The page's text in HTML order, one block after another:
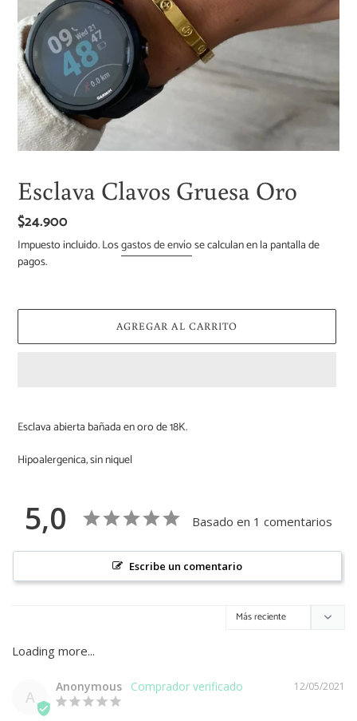
Esclava Clavos Gruesa Oro
Precio
habitual
$24.900
Impuesto incluido. Losgastos de envíose calculan en la pantalla de
pagos.
AGREGAR AL CARRITO
el
producto
a
de
compra
Esclava abierta bañada en oro de 18K.
Hipoalergenica, sin niquel
5,0 Basado en 1 comentarios
Escribe un comentario
A
12/05/2021
Anonymous